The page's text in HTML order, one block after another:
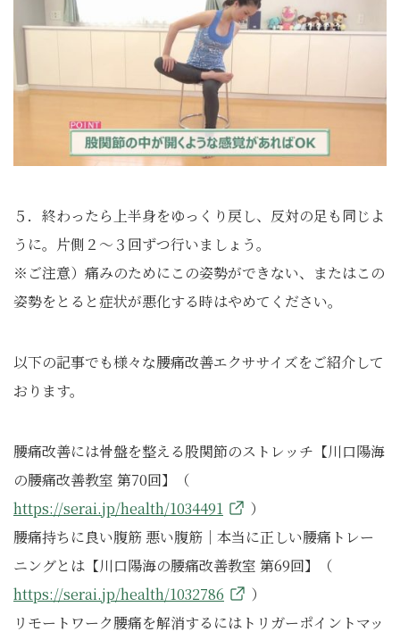
５．終わったら上半身をゆっくり戻し、反対の足も同じよ
うに。片側２～３回ずつ行いましょう。
※ご注意）痛みのためにこの姿勢ができない、またはこの
姿勢をとると症状が悪化する時はやめてください。
以下の記事でも様々な腰痛改善エクササイズをご紹介して
おります。
腰痛改善には骨盤を整える股関節のストレッチ【川口陽海
の腰痛改善教室 第70回】（
https://serai.jp/health/1034491
）
腰痛持ちに良い腹筋 悪い腹筋｜本当に正しい腰痛トレー
ニングとは【川口陽海の腰痛改善教室 第69回】（
https://serai.jp/health/1032786
）
リモートワーク腰痛を解消するにはトリガーポイントマッ